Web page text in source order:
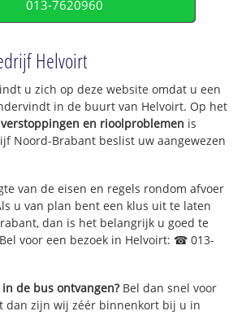
013-7620960
Helvoirt
u zich op deze website omdat u een
in de buurt van Helvoirt. Op het
en rioolproblemen is
Noord-Brabant beslist uw aangewezen
van de eisen en regels rondom afvoer
u van plan bent een klus uit te laten
dan is het belangrijk u goed te
voor een bezoek in Helvoirt: ☎ 013-
de bus ontvangen?Bel dan snel voor
dan zijn wij zéér binnenkort bij u in